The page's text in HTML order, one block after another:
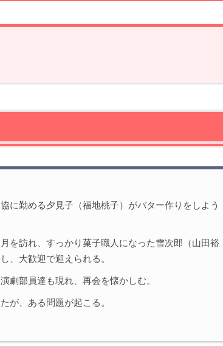
に勤める夕見子（福地桃子）がバター作りをしよう
を訪れ、すっかり菓子職人になった雪次郎（山田裕
、大歓迎で迎えられる。
劇部員達も現れ、再会を懐かしむ。
が、ある問題が起こる。